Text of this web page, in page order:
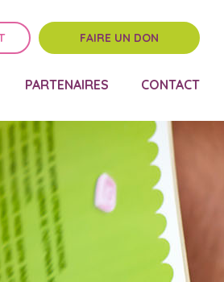
FAIRE UN DON
PARTENAIRES CONTACT